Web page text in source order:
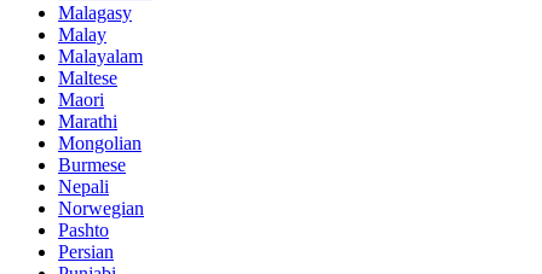
Malagasy
Malay
Malayalam
Maltese
Maori
Marathi
Mongolian
Burmese
Nepali
Norwegian
Pashto
Persian